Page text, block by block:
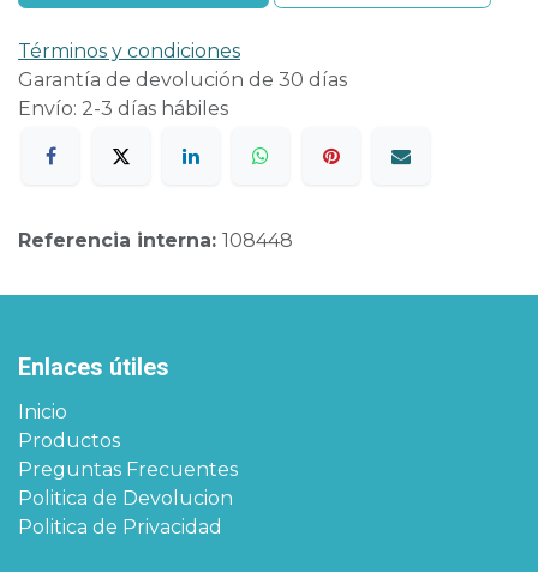
Términos y condiciones
Garantía de devolución de 30 días
Envío: 2-3 días hábiles
Referencia interna: 108448
Enlaces útiles
Inicio
Productos
Preguntas Frecuentes
Politica de Devolucion
Politica de Privacidad